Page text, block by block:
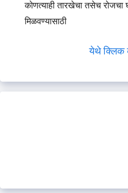
कोणत्याही तारखेचा तसेच रोजचा
मिळवण्यासाठी
येथे क्लिक